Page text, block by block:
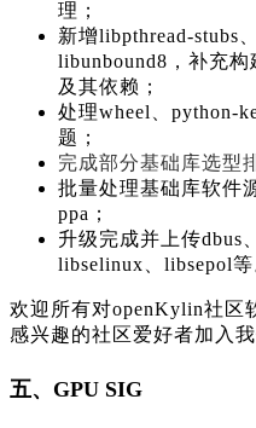
理；
新增libpthread-stubs
libunbound8，补充构
及其依赖；
处理wheel、python-
题；
完成部分基础库选型
批量处理基础库软件
ppa；
升级完成并上传dbus
libselinux、libsepol等
欢迎所有对openKylin社区
感兴趣的社区爱好者加入我
五、GPU SIG